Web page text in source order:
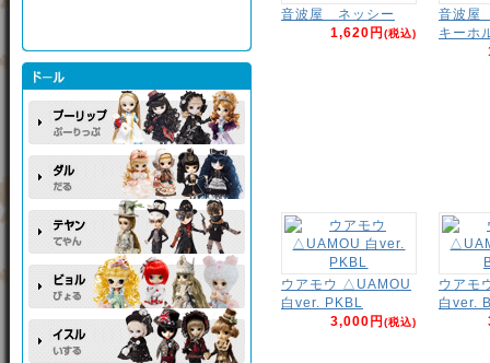
音波屋 ネッシー
1,620円(税込)
音波
キーホ
ウアモウ △UAMOU
白ver. PKBL
3,000円(税込)
ウアモ
白ver.